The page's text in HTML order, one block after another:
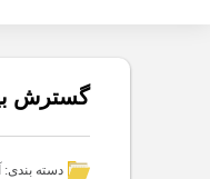
مقالات سگ ها
پادکست سگ هاگسترش
دسته بندی: